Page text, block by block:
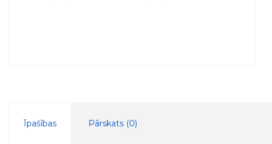
Īpašības Pārskats (0)